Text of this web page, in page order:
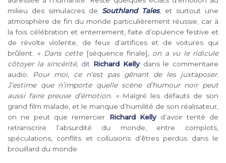
milieu des simulacres de Southland Tales, et surtout une
atmosphère de fin du monde particulièrement réussie, car à
la fois célébration et enterrement, faite d’opulence festive et
de révolte violente, de feux d’artifices et de voitures qui
brûlent. « Dans cette [séquence finale], on a vu le ridicule
côtoyer la sincérité, dit Richard Kelly dans le commentaire
audio. Pour moi, ce n’est pas gênant de les juxtaposer.
J’estime que n’importe quelle scène d’humour noir peut
aussi faire preuve d’émotion. » Malgré les défauts de son
grand film malade, et le manque d’humilité de son réalisateur,
on ne peut que remercier Richard Kellyd’avoir tenté de
retranscrire l’absurdité du monde, entre complots,
spéculations, conflits et collusions d’êtres perdus dans le
brouillard du monde